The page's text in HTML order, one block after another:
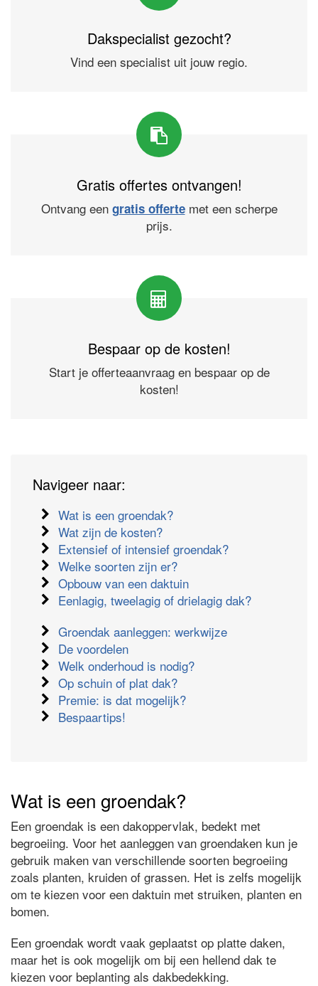
Dakspecialist gezocht?
Vind een specialist uit jouw regio.
Gratis offertes ontvangen!
Ontvang een gratis offertemet een scherpe
prijs.
Bespaar op de kosten!
Start je offerteaanvraag en bespaar op de
kosten!
Navigeer naar:
Wat is een groendak?
Wat zijn de kosten?
Extensief of intensief groendak?
Welke soorten zijn er?
Opbouw van een daktuin
Eenlagig, tweelagig of drielagig dak?
Groendak aanleggen: werkwijze
De voordelen
Welk onderhoud is nodig?
Op schuin of plat dak?
Premie: is dat mogelijk?
Bespaartips!
Wat is een groendak?
Een groendak is een dakoppervlak, bedekt met
begroeiing. Voor het aanleggen van groendaken kun je
gebruik maken van verschillende soorten begroeiing
zoals planten, kruiden of grassen. Het is zelfs mogelijk
om te kiezen voor een daktuin met struiken, planten en
bomen.
Een groendak wordt vaak geplaatst op platte daken,
maar het is ook mogelijk om bij een hellend dak te
kiezen voor beplanting als dakbedekking.